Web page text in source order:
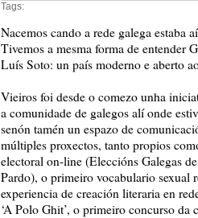
Tags:
Nacemos cando a rede galega estaba
Tivemos a mesma forma de entender
Luís Soto: un país moderno e aberto
Vieiros foi desde o comezo unha
a comunidade de galegos alí onde
senón tamén un espazo de
múltiples proxectos, tanto propios
electoral on-line (Eleccións Galegas
Pardo), o primeiro vocabulario sexual
experiencia de creación literaria en
‘A Polo Ghit’, o primeiro concurso da